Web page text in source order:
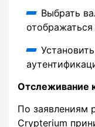
Выбрать
Отслеживание
По заявлениям
Crypterium